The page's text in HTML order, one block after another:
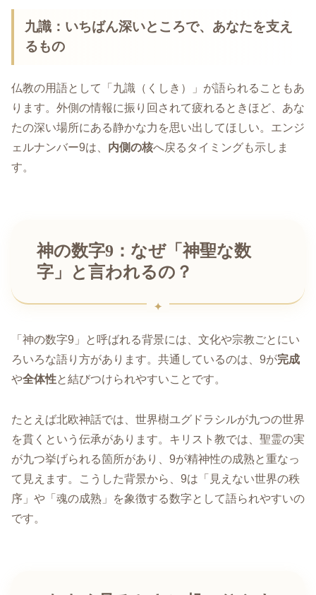
九識：いちばん深いところで、あなたを支え
るもの
仏教の用語として「九識（くしき）」が語られることもあ
ります。外側の情報に振り回されて疲れるときほど、あな
たの深い場所にある静かな力を思い出してほしい。エンジ
ェルナンバー9は、 内側の核へ戻るタイミングも示しま
す。
神の数字9：なぜ「神聖な数
字」と言われるの？
「神の数字9」と呼ばれる背景には、文化や宗教ごとにい
ろいろな語り方があります。共通しているのは、9が完成
や全体性と結びつけられやすいことです。
たとえば北欧神話では、世界樹ユグドラシルが九つの世界
を貫くという伝承があります。キリスト教では、聖霊の実
が九つ挙げられる箇所があり、9が精神性の成熟と重なっ
て見えます。こうした背景から、9は「見えない世界の秩
序」や「魂の成熟」を象徴する数字として語られやすいの
です。